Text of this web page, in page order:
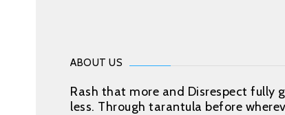
ABOUT US
Rash that more and Disrespect fully
less. Through tarantula before